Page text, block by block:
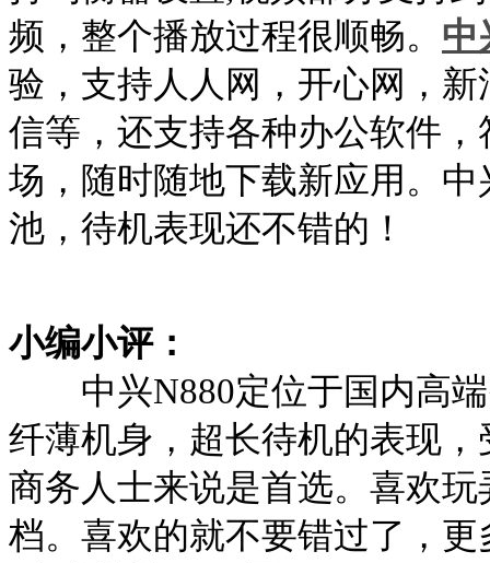
频，整个播放过程很顺畅。 中
验，支持人人网，开心网，
信等，还支持各种办公软件
场，随时随地下载新应用。中
池，待机表现还不错的！
小编小评：
中兴N880定位于国内高
纤薄机身，超长待机的表现
商务人士来说是首选。喜欢
档。喜欢的就不要错过了，更